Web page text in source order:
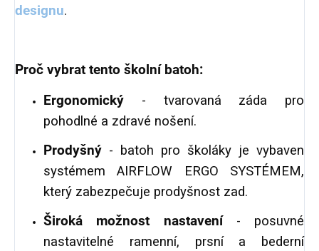
designu.
Proč vybrat tento školní batoh:
Ergonomický - tvarovaná záda pro
pohodlné a zdravé nošení.
Prodyšný - batoh pro školáky je vybaven
systémem AIRFLOW ERGO SYSTÉMEM,
který zabezpečuje prodyšnost zad.
Široká možnost nastavení- posuvné
nastavitelné ramenní, prsní a bederní